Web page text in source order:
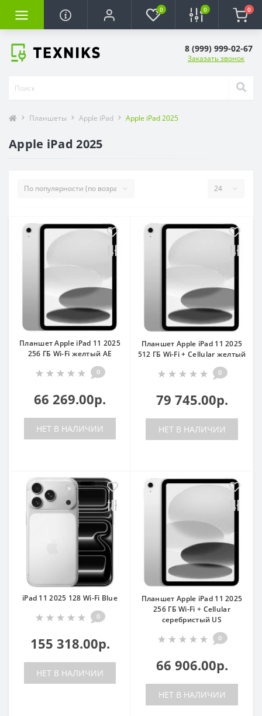
0 0 0
8 (999) 999-02-67
Заказать звонок
Планшеты Apple iPad Apple iPad 2025
Apple iPad 2025
Планшет Apple iPad 11 2025
256 ГБ Wi-Fi желтый AE
0
66 269.00р.
НЕТ В НАЛИЧИИ
Планшет Apple iPad 11 2025
512 ГБ Wi-Fi + Cellular желтый
0
79 745.00р.
НЕТ В НАЛИЧИИ
iPad 11 2025 128 Wi-Fi Blue
0
155 318.00р.
НЕТ В НАЛИЧИИ
Планшет Apple iPad 11 2025
256 ГБ Wi-Fi + Cellular
серебристый US
0
66 906.00р.
НЕТ В НАЛИЧИИ